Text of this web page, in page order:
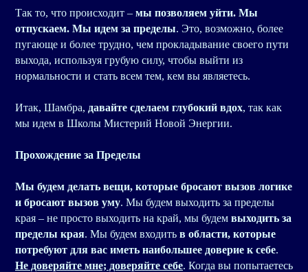
Так то, что происходит – мы позволяем уйти. Мы
отпускаем. Мы идем за пределы. Это, возможно, более
пугающе и более трудно, чем прокладывание своего пути
выхода, используя грубую силу, чтобы выйти из
нормальности и стать всем тем, кем вы являетесь.
Итак, Шамбра, давайте сделаем глубокий вдох, так как
мы идем в Школы Мистерий Новой Энергии.
Прохождение за Пределы
Мы будем делать вещи, которые бросают вызов логике
и бросают вызов уму. Мы будем выходить за пределы
края – не просто выходить на край, мы будем выходить за
пределы края. Мы будем входить в области, которые
потребуют для вас иметь наибольшее доверие к себе.
Не доверяйте мне; доверяйте себе. Когда вы попытаетесь